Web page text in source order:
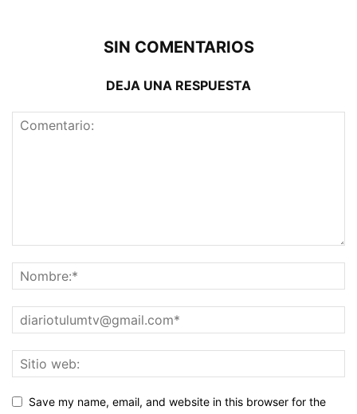
SIN COMENTARIOS
DEJA UNA RESPUESTA
Save my name, email, and website in this browser for the